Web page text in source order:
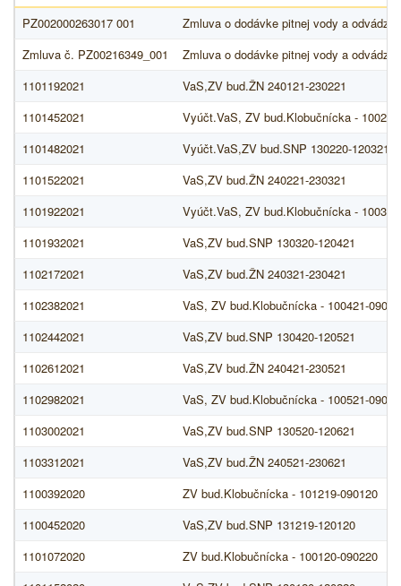
PZ002000263017 001
Zmluva o dodávke pitnej vody a
Zmluva č. PZ00216349_001
Zmluva o dodávke pitnej vody a
1101192021
VaS,ZV bud.ŽN 240121-230221
1101452021
Vyúčt.VaS, ZV bud.Klobučnícka -
1101482021
Vyúčt.VaS,ZV bud.SNP 130220-120321
1101522021
VaS,ZV bud.ŽN 240221-230321
1101922021
Vyúčt.VaS, ZV bud.Klobučnícka -
1101932021
VaS,ZV bud.SNP 130320-120421
1102172021
VaS,ZV bud.ŽN 240321-230421
1102382021
VaS, ZV bud.Klobučnícka - 100421-
1102442021
VaS,ZV bud.SNP 130420-120521
1102612021
VaS,ZV bud.ŽN 240421-230521
1102982021
VaS, ZV bud.Klobučnícka - 100521-
1103002021
VaS,ZV bud.SNP 130520-120621
1103312021
VaS,ZV bud.ŽN 240521-230621
1100392020
ZV bud.Klobučnícka - 101219-090120
1100452020
VaS,ZV bud.SNP 131219-120120
1101072020
ZV bud.Klobučnícka - 100120-090220